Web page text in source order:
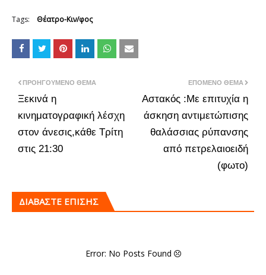
Tags: Θέατρο-Κιν/φος
ΕΠΌΜΕΝΟ ΘΈΜΑ
Αστακός :Με επιτυχία η
άσκηση αντιμετώπισης
θαλάσσιας ρύπανσης
από πετρελαιοειδή
(φωτο)
ΠΡΟΗΓΟΎΜΕΝΟ ΘΈΜΑ
Ξεκινά η
κινηματογραφική λέσχη
στον άνεσις,κάθε Τρίτη
στις 21:30
ΔΙΑΒΑΣΤΕ ΕΠΙΣΗΣ
Error: No Posts Found